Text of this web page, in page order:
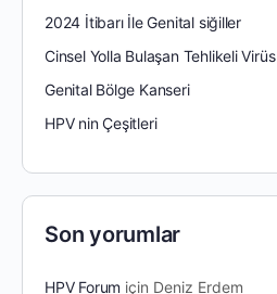
2024 İtibarı İle Genital siğiller
Cinsel Yolla Bulaşan Tehlikeli Virüs
Genital Bölge Kanseri
HPV nin Çeşitleri
Son yorumlar
HPV Forum için Deniz Erdem